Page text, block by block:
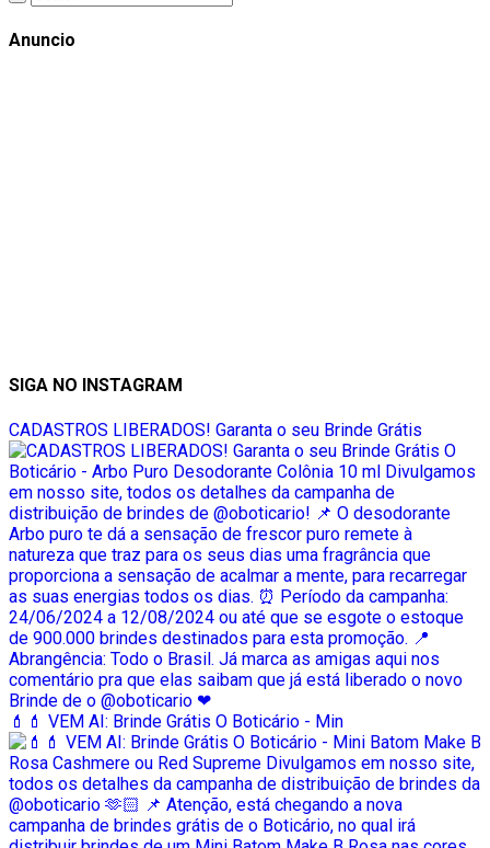
Anuncio
SIGA NO INSTAGRAM
CADASTROS LIBERADOS! Garanta o seu Brinde Grátis
💄💄 VEM AI: Brinde Grátis O Boticário - Min